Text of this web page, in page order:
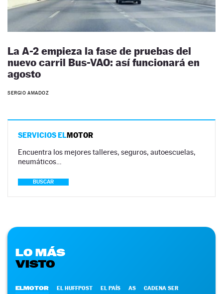
La A-2 empieza la fase de pruebas del
nuevo carril Bus-VAO: así funcionará en
agosto
SERGIO AMADOZ
SERVICIOS ELMOTOR
Encuentra los mejores talleres, seguros, autoescuelas,
neumáticos…
BUSCAR
LO MÁS
VISTO
ELMOTOR EL HUFFPOST EL PAÍS AS CADENA SER